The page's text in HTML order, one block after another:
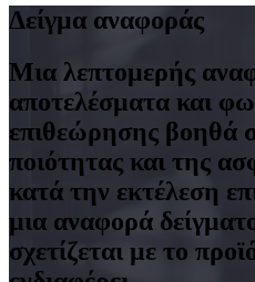
Δείγμα αναφοράς
Μια λεπτομερής
αποτελέσματα και
επιθεώρησης βοηθά
ποιότητας και της
κατά την εκτέλεση
μια αναφορά
σχετίζεται με το